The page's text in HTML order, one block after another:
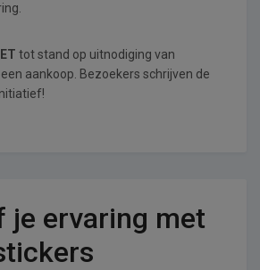
tot stand op uitnodiging van
aankoop. Bezoekers schrijven de
je ervaring met